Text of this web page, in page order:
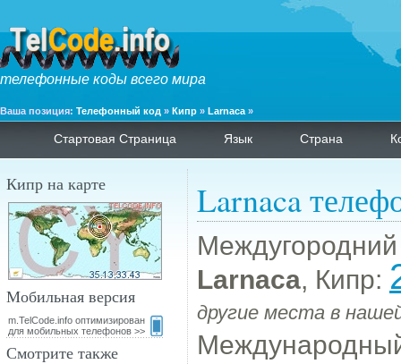
телефонные коды всего мира
Ваша позиция: Телефонный код » Кипр » Larnaca »
Стартовая Страница Язык Страна
Larnaca
Larnaca, Кипр:
другие места в
Кипр на карте
Мобильная версия
m.TelCode.info оптимизирован
для мобильных телефонов >>
Смотрите также